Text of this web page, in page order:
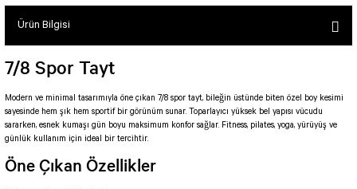
Tayt Kategori 2
Ve Bel Tayt
Cepli Taytlar
Deri Görünümlü Tayt
Tül Detaylı Spor Taytlar
Arkası Büzgülü Tayt
SEUL TULUM
1 SCRUNCH BUTT TULUM
2 SCRUNCH_ BUTT İSPANYOL TULUM
MAYORKA TULUM
Oslo Tulum
Sunset Tulum
Desenli Spor Bra
Halkalı Spor Bra
İpli Spor Bra
Viyana Spor Bustiyer
Ürün Bilgisi
7/8 Spor Tayt
Modern ve minimal tasarımıyla öne çıkan 7/8 spor tayt, bileğin üstünde biten özel boy kesimi
sayesinde hem şık hem sportif bir görünüm sunar. Toparlayıcı yüksek bel yapısı vücudu
sararken, esnek kumaşı gün boyu maksimum konfor sağlar. Fitness, pilates, yoga, yürüyüş ve
günlük kullanım için ideal bir tercihtir.
Öne Çıkan Özellikler